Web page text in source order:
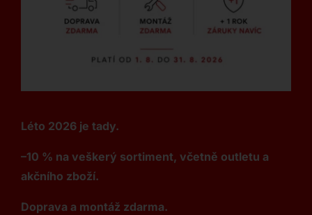
Léto 2026 je tady.
–10 % na veškerý sortiment, včetně outletu a
akčního zboží.
Doprava a montáž zdarma.